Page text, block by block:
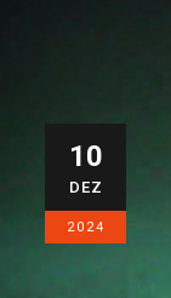
10
DEZ
2024